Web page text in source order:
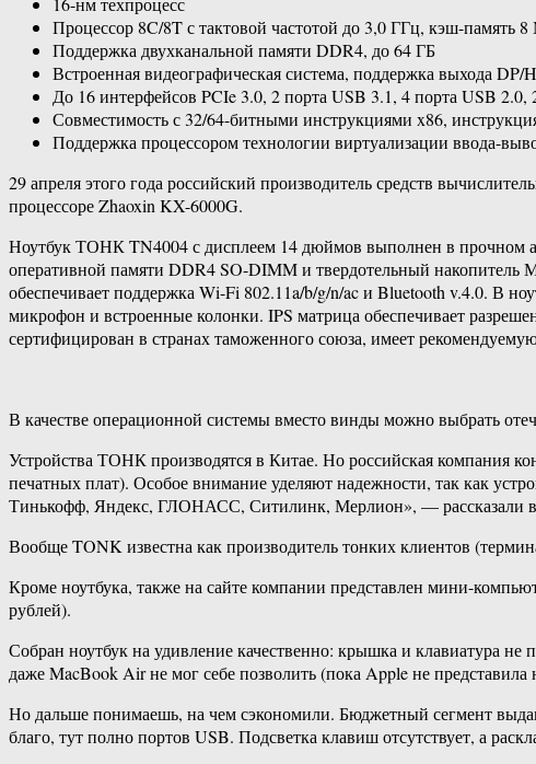
Процессор 8C/8T с тактовой частотой до 3,0 ГГц, кэш-память
Поддержка двухканальной памяти DDR4, до 64 ГБ
Встроенная видеографическая система, поддержка выхода
До 16 интерфейсов PCIe 3.0, 2 порта USB 3.1, 4 порта USB 2.0,
Совместимость с 32/64-битными инструкциями x86,
Поддержка процессором технологии виртуализации ввода-
29 апреля этого года российский производитель средств
процессоре Zhaoxin KX-6000G.
Ноутбук ТОНК TN4004 с дисплеем 14 дюймов выполнен в прочном
оперативной памяти DDR4 SO-DIMM и твердотельный накопитель
обеспечивает поддержка Wi-Fi 802.11a/b/g/n/ac и Bluetooth v.4.0. В
микрофон и встроенные колонки. IPS матрица обеспечивает
сертифицирован в странах таможенного союза, имеет
В качестве операционной системы вместо винды можно выбрать
Устройства ТОНК производятся в Китае. Но российская компания
печатных плат). Особое внимание уделяют надежности, так как
Тинькофф, Яндекс, ГЛОНАСС, Ситилинк, Мерлион», — рассказали
Вообще TONK известна как производитель тонких клиентов
Кроме ноутбука, также на сайте компании представлен мини-
рублей).
Собран ноутбук на удивление качественно: крышка и клавиатура
даже MacBook Air не мог себе позволить (пока Apple не
Но дальше понимаешь, на чем сэкономили. Бюджетный сегмент
благо, тут полно портов USB. Подсветка клавиш отсутствует, а